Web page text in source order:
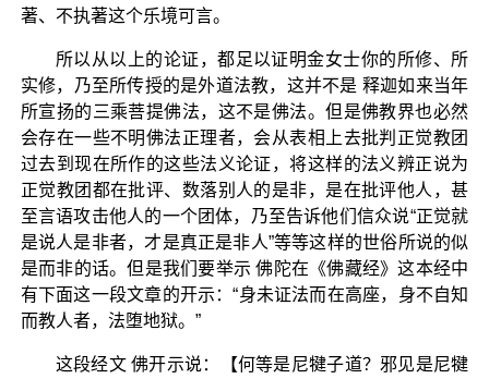
著、不执著这个乐境可言。
所以从以上的论证，都足以证明金女士你的所修、所
实修，乃至所传授的是外道法教，这并不是 释迦如来当年
所宣扬的三乘菩提佛法，这不是佛法。但是佛教界也必然
会存在一些不明佛法正理者，会从表相上去批判正觉教团
过去到现在所作的这些法义论证，将这样的法义辨正说为
正觉教团都在批评、数落别人的是非，是在批评他人，甚
至言语攻击他人的一个团体，乃至告诉他们信众说“正觉就
是说人是非者，才是真正是非人”等等这样的世俗所说的似
是而非的话。但是我们要举示 佛陀在《佛藏经》这本经中
有下面这一段文章的开示：“身未证法而在高座，身不自知
而教人者，法堕地狱。”
这段经文 佛开示说：【何等是尼犍子道？邪见是尼犍